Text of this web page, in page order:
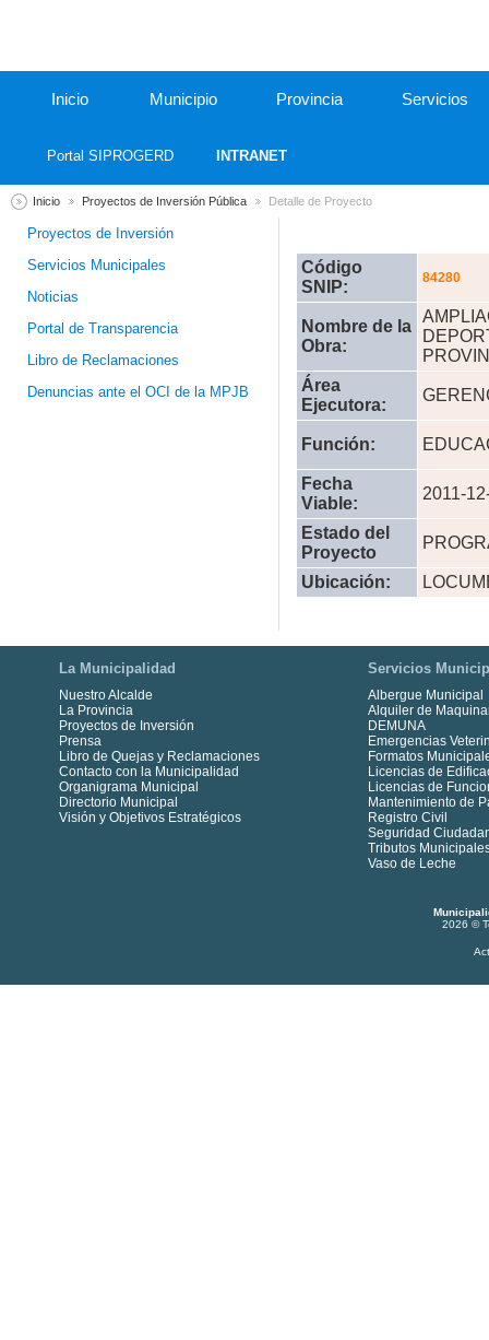
Inicio Municipio Provincia Servicios
Portal SIPROGERD INTRANET
Inicio Proyectos de Inversión Pública Detalle de Proyecto
Proyectos de Inversión
Servicios Municipales
Noticias
Portal de Transparencia
Libro de Reclamaciones
Denuncias ante el OCI de la MPJB
Código
SNIP:
84280
Nombre de la
Obra:
Área
Ejecutora:
Función:
Fecha
Viable:
2011-
Estado del
Proyecto
Ubicación:
La Municipalidad
Nuestro Alcalde
La Provincia
Proyectos de Inversión
Prensa
Libro de Quejas y Reclamaciones
Contacto con la Municipalidad
Organigrama Municipal
Directorio Municipal
Visión y Objetivos Estratégicos
Servicios
Albergue Municipal
Alquiler de
DEMUNA
Emergencias
Formatos
Licencias de
Licencias de
Mantenimiento de
Registro Civil
Seguridad
Tributos
Vaso de Leche
2026 ©